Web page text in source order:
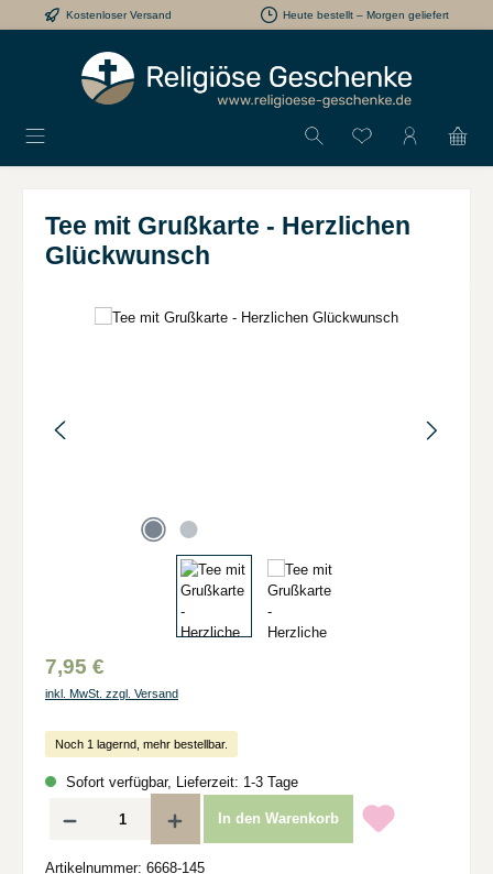
Zum Hauptinhalt springen
Kostenloser Versand Heute bestellt – Morgen geliefert
Du hast 0
Tee mit Grußkarte - Herzlichen
Glückwunsch
Bildergalerie überspringen
7,95 €
inkl. MwSt. zzgl. Versand
Noch 1 lagernd, mehr bestellbar.
Sofort verfügbar, Lieferzeit: 1-3 Tage
Produkt Anzahl: Gib den gewünschten Wert ein oder benutze die Schaltflächen
In den Warenkorb
Artikelnummer: 6668-145